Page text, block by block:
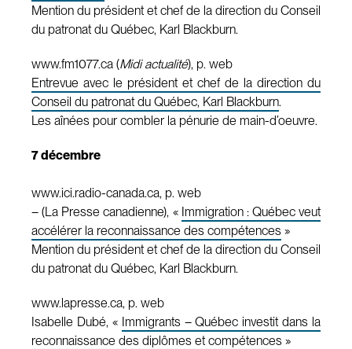
Mention du président et chef de la direction du Conseil
du patronat du Québec, Karl Blackburn.
www.fm1077.ca (Midi actualité), p. web
Entrevue avec le président et chef de la direction du
Conseil du patronat du Québec, Karl Blackburn.
Les aînées pour combler la pénurie de main-d’oeuvre.
7 décembre
www.ici.radio-canada.ca, p. web
– (La Presse canadienne), « Immigration : Québec veut
accélérer la reconnaissance des compétences »
Mention du président et chef de la direction du Conseil
du patronat du Québec, Karl Blackburn.
www.lapresse.ca, p. web
Isabelle Dubé, « Immigrants – Québec investit dans la
reconnaissance des diplômes et compétences »